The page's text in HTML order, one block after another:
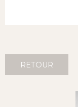
RETOUR